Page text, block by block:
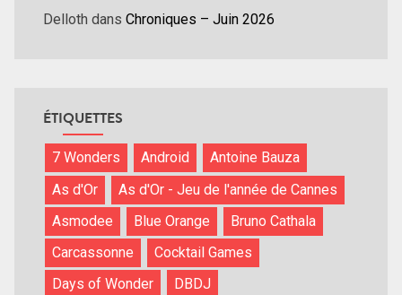
Delloth dans Chroniques – Juin 2026
ÉTIQUETTES
7 Wonders Android
Antoine Bauza
As d'Or
As d'Or - Jeu de l'année de Cannes
Asmodee
Blue Orange
Bruno Cathala
Carcassonne
Cocktail Games
Days of Wonder
DBDJ